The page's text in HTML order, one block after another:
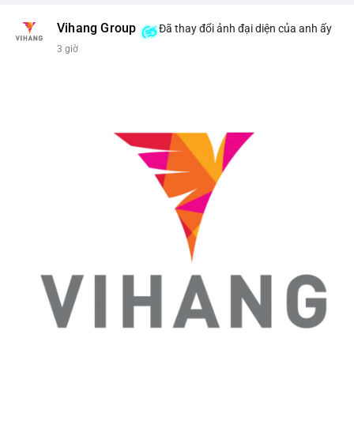
Vihang Group Đã thay đổi ảnh đại diện của anh ấy
3 giờ